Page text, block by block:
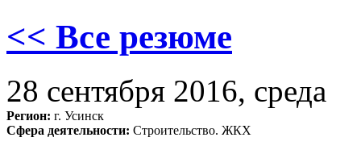
<< Все резюме
28 сентября 2016, среда
Регион: г. Усинск
Сфера деятельности: Строительство. ЖКХ